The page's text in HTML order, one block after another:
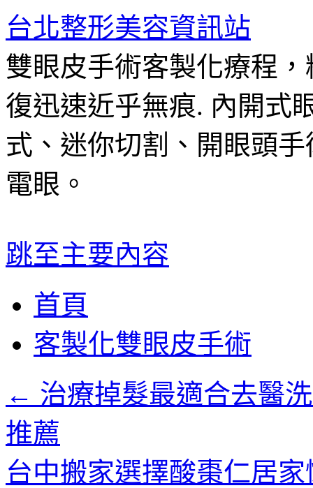
台北整形美容資訊站
雙眼皮手術客製化療程
復迅速近乎無痕. 內開式
式、迷你切割、開眼頭
電眼。
跳至主要內容
首頁
客製化雙眼皮手術
← 治療掉髮最適合去醫
推薦
台中搬家選擇酸棗仁居